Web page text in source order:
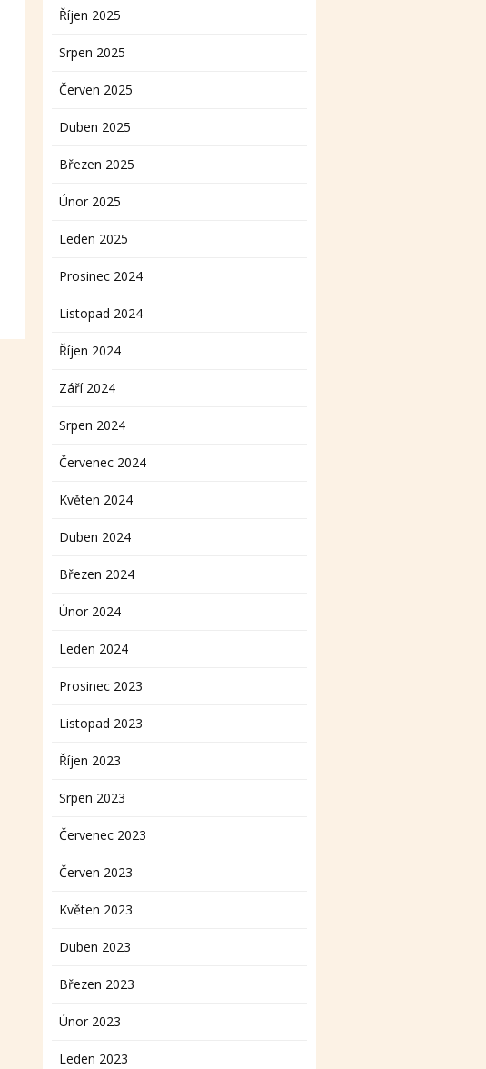
Říjen 2025
Srpen 2025
Červen 2025
Duben 2025
Březen 2025
Únor 2025
Leden 2025
Prosinec 2024
Listopad 2024
Říjen 2024
Září 2024
Srpen 2024
Červenec 2024
Květen 2024
Duben 2024
Březen 2024
Únor 2024
Leden 2024
Prosinec 2023
Listopad 2023
Říjen 2023
Srpen 2023
Červenec 2023
Červen 2023
Květen 2023
Duben 2023
Březen 2023
Únor 2023
Leden 2023